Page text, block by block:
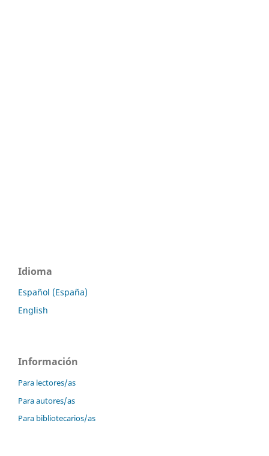
Idioma
Español (España)
English
Información
Para lectores/as
Para autores/as
Para bibliotecarios/as